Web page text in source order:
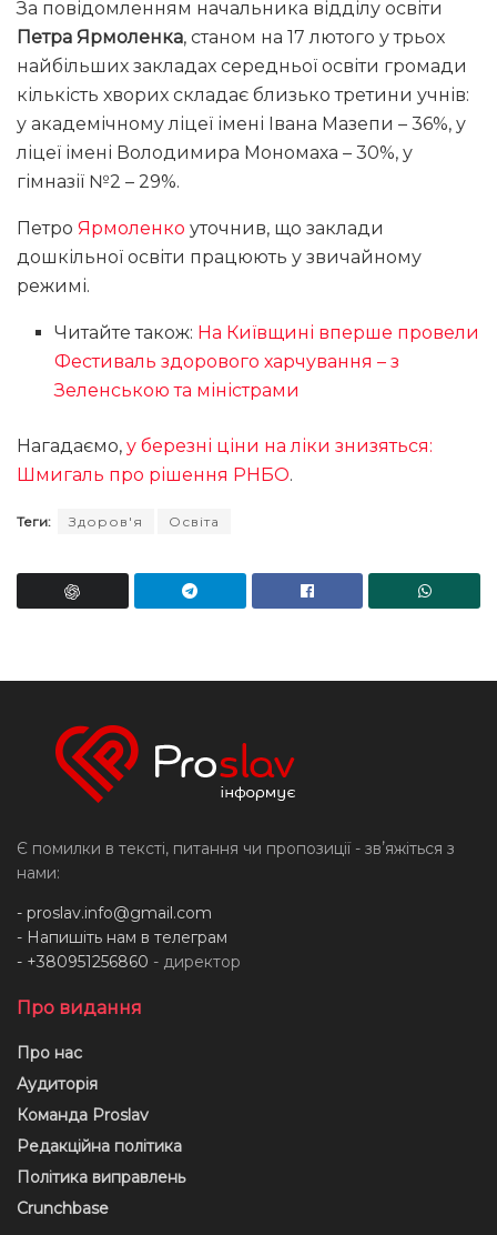
За повідомленням начальника відділу освіти
Петра Ярмоленка, станом на 17 лютого у трьох
найбільших закладах середньої освіти громади
кількість хворих складає близько третини учнів:
у академічному ліцеї імені Івана Мазепи – 36%, у
ліцеї імені Володимира Мономаха – 30%, у
гімназії №2 – 29%.
Петро Ярмоленко уточнив, що заклади
дошкільної освіти працюють у звичайному
режимі.
Читайте також: На Київщині вперше провели
Фестиваль здорового харчування – з
Зеленською та міністрами
Нагадаємо, у березні ціни на ліки знизяться:
Шмигаль про рішення РНБО.
Теги: Здоров'я Освіта
Є помилки в тексті, питання чи пропозиції - звʼяжіться з
нами:
- proslav.info@gmail.com
- Напишіть нам в телеграм
- +380951256860 - директор
Про видання
Про нас
Аудиторія
Команда Proslav
Редакційна політика
Політика виправлень
Crunchbase